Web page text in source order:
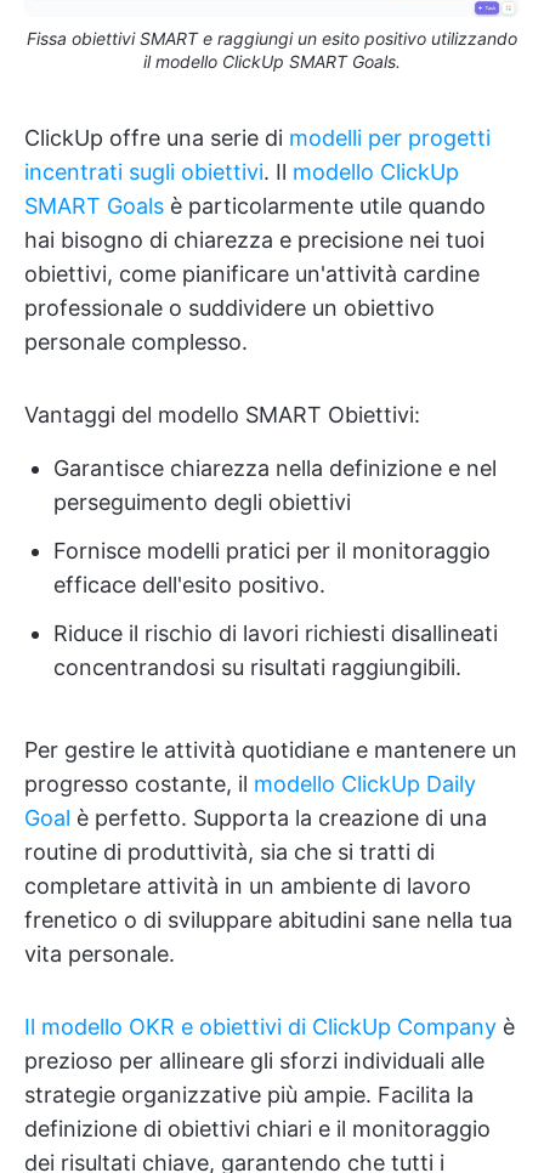
Fissa obiettivi SMART e raggiungi un esito positivo utilizzando
il modello ClickUp SMART Goals.
ClickUp offre una serie di modelli per progetti
incentrati sugli obiettivi. Il modello ClickUp
SMART Goals è particolarmente utile quando
hai bisogno di chiarezza e precisione nei tuoi
obiettivi, come pianificare un'attività cardine
professionale o suddividere un obiettivo
personale complesso.
Vantaggi del modello SMART Obiettivi:
Garantisce chiarezza nella definizione e nel
perseguimento degli obiettivi
Fornisce modelli pratici per il monitoraggio
efficace dell'esito positivo.
Riduce il rischio di lavori richiesti disallineati
concentrandosi su risultati raggiungibili.
Per gestire le attività quotidiane e mantenere un
progresso costante, il modello ClickUp Daily
Goal è perfetto. Supporta la creazione di una
routine di produttività, sia che si tratti di
completare attività in un ambiente di lavoro
frenetico o di sviluppare abitudini sane nella tua
vita personale.
Il modello OKR e obiettivi di ClickUp Company è
prezioso per allineare gli sforzi individuali alle
strategie organizzative più ampie. Facilita la
definizione di obiettivi chiari e il monitoraggio
dei risultati chiave, garantendo che tutti i